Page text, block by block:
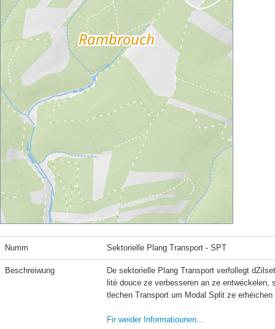
Numm Sektorielle Plang Transport - SPT
Beschreiwung
De sektorielle Plang Transport verfollegt
lité douce ze verbesseren an ze
tlechen Transport um Modal Split ze erhéichen
Fir weider Informatiounen...